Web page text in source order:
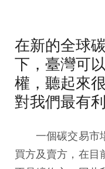
在新的全球
下，臺灣可
權，聽起來
對我們最有
一個碳交易市
買方及賣方，在目